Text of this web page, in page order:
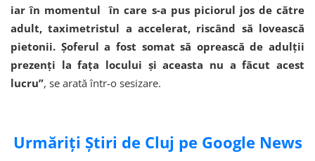
iar în momentul în care s-a pus piciorul jos de către
adult, taximetristul a accelerat, riscând să lovească
pietonii. Șoferul a fost somat să oprească de adulții
prezenți la fața locului și aceasta nu a făcut acest
lucru”, se arată într-o sesizare.
Urmăriți Știri de Cluj pe Google News